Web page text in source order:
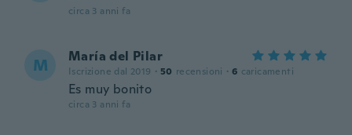
circa 3 anni fa
M María del Pilar
Iscrizione dal 2019 · 50 recensioni · 6 caricamenti
Es muy bonito
circa 3 anni fa